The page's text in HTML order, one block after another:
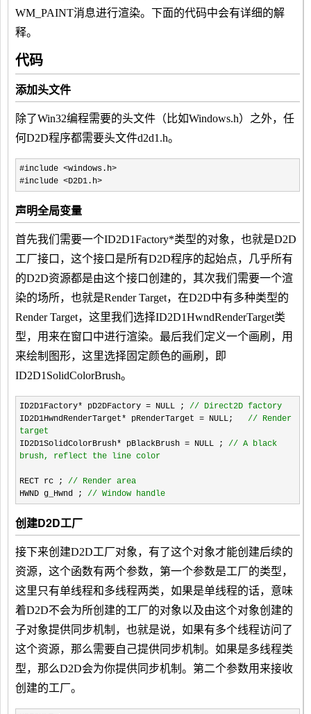
WM_PAINT消息进行渲染。下面的代码中会有详细的解
释。
代码
添加头文件
除了Win32编程需要的头文件（比如Windows.h）之外，任
何D2D程序都需要头文件d2d1.h。
#include <windows.h>
#include <D2D1.h>
声明全局变量
首先我们需要一个ID2D1Factory*类型的对象，也就是D2D
工厂接口，这个接口是所有D2D程序的起始点，几乎所有
的D2D资源都是由这个接口创建的，其次我们需要一个渲
染的场所，也就是Render Target，在D2D中有多种类型的
Render Target，这里我们选择ID2D1HwndRenderTarget类
型，用来在窗口中进行渲染。最后我们定义一个画刷，用
来绘制图形，这里选择固定颜色的画刷，
即
ID2D1SolidColorBrush。
ID2D1Factory* pD2DFactory = NULL ; // Direct2D factory
ID2D1HwndRenderTarget* pRenderTarget = NULL; // Render
target
ID2D1SolidColorBrush* pBlackBrush = NULL ; // A black
brush, reflect the line color
RECT rc ; // Render area
HWND g_Hwnd ; // Window handle
创建D2D工厂
接下来创建D2D工厂对象，有了这个对象才能创建后续的
资源，这个函数有两个参数，第一个参数是工厂的类型，
这里只有单线程和多线程两类，如果是单线程的话，意味
着D2D不会为所创建的工厂的对象以及由这个对象创建的
子对象提供同步机制，也就是说，如果有多个线程访问了
这个资源，那么需要自己提供同步机制。如果是多线程类
型，那么D2D会为你提供同步机制。第二个参数用来接收
创建的工厂。